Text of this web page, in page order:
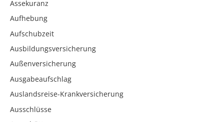
Assekuranz
Aufhebung
Aufschubzeit
Ausbildungsversicherung
Außenversicherung
Ausgabeaufschlag
Auslandsreise-Krankversicherung
Ausschlüsse